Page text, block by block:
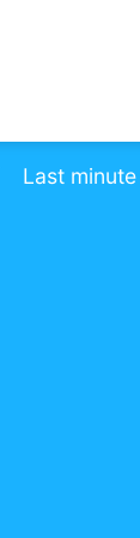
Last minute